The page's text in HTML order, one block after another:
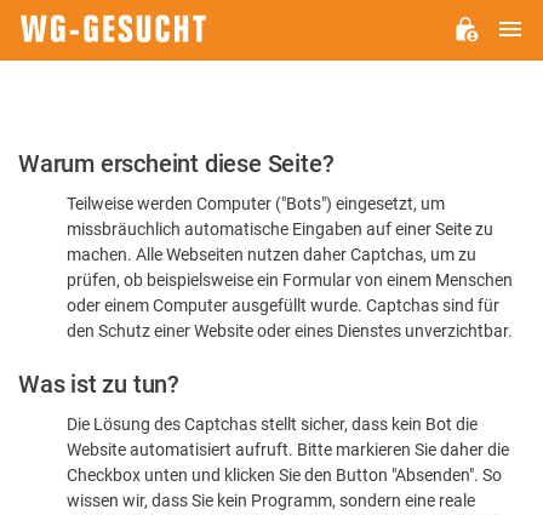
Bitte
dass
sind
Warum erscheint diese Seite?
Teilweise werden Computer ("Bots") eingesetzt, um
missbräuchlich automatische Eingaben auf einer Seite zu
machen. Alle Webseiten nutzen daher Captchas, um zu
prüfen, ob beispielsweise ein Formular von einem Menschen
oder einem Computer ausgefüllt wurde. Captchas sind für
den Schutz einer Website oder eines Dienstes unverzichtbar.
Was ist zu tun?
Die Lösung des Captchas stellt sicher, dass kein Bot die
Website automatisiert aufruft. Bitte markieren Sie daher die
Checkbox unten und klicken Sie den Button "Absenden". So
wissen wir, dass Sie kein Programm, sondern eine reale